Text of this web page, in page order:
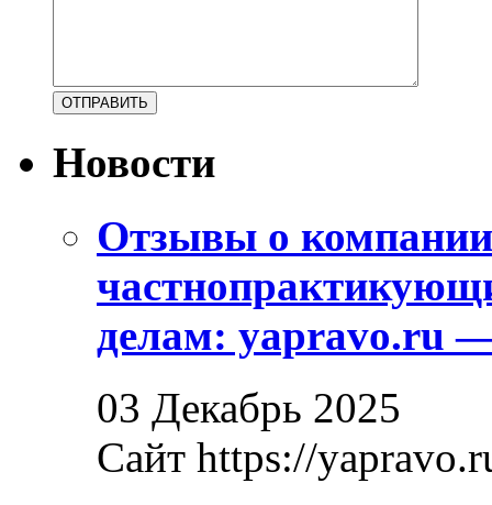
Новости
Отзывы о
делам: yapravo.ru
03 Декабрь 2025
Сайт https://